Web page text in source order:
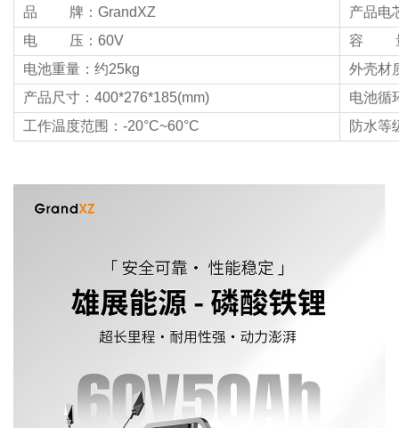
品 牌：GrandXZ
产品电
电 压：60V
容 量
电池重量：约25kg
外壳材
产品尺寸：400*276*185(mm)
电池循
工作温度范围：-20°C~60°C
防水等